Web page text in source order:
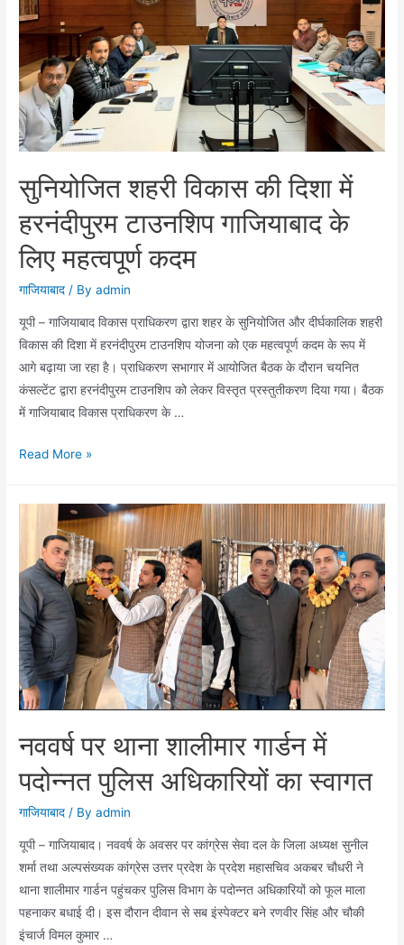
ने
उप
मुख्यमंत्री
को
दी
नववर्ष
की
सुनियोजित शहरी विकास की दिशा में
हरनंदीपुरम टाउनशिप गाजियाबाद के
लिए महत्वपूर्ण कदम
गाजियाबाद / Byadmin
यूपी – गाजियाबाद विकास प्राधिकरण द्वारा शहर के सुनियोजित और दीर्घकालिक शहरी
विकास की दिशा में हरनंदीपुरम टाउनशिप योजना को एक महत्वपूर्ण कदम के रूप में
आगे बढ़ाया जा रहा है। प्राधिकरण सभागार में आयोजित बैठक के दौरान चयनित
कंसल्टेंट द्वारा हरनंदीपुरम टाउनशिप को लेकर विस्तृत प्रस्तुतीकरण दिया गया। बैठक
में गाजियाबाद विकास प्राधिकरण के …
सुनियोजित
में
हरनंदीपुरम
टाउनशिप
गाजियाबाद
के
लिए
महत्वपूर्ण
Read More »
नववर्ष पर थाना शालीमार गार्डन में
पदोन्नत पुलिस अधिकारियों का स्वागत
गाजियाबाद / Byadmin
यूपी – गाजियाबाद। नववर्ष के अवसर पर कांग्रेस सेवा दल के जिला अध्यक्ष सुनील
शर्मा तथा अल्पसंख्यक कांग्रेस उत्तर प्रदेश के प्रदेश महासचिव अकबर चौधरी ने
थाना शालीमार गार्डन पहुंचकर पुलिस विभाग के पदोन्नत अधिकारियों को फूल माला
पहनाकर बधाई दी। इस दौरान दीवान से सब इंस्पेक्टर बने रणवीर सिंह और चौकी
इंचार्ज विमल कुमार …